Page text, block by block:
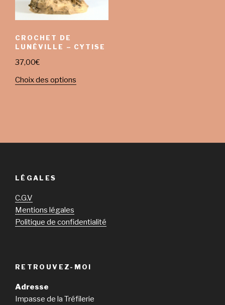
CROCHET DE
LUNÉVILLE – CYTISE
37,00€
Choix des options
LÉGALES
C.G.V
Mentions légales
Politique de confidentialité
RETROUVEZ-MOI
Adresse
Impasse de la Tréfilerie